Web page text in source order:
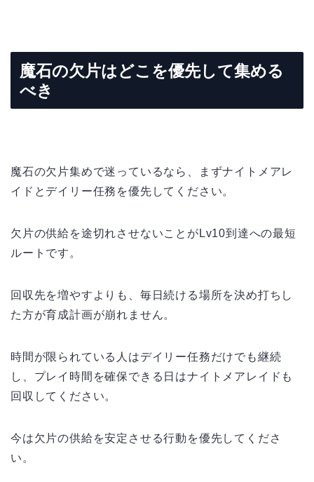
魔石の欠片はどこを優先して集める
べき
魔石の欠片集めで迷っているなら、まずナイトメアレ
イドとデイリー任務を優先してください。
欠片の供給を途切れさせないことがLv10到達への最短
ルートです。
回収先を増やすよりも、毎日続ける場所を決め打ちし
た方が育成計画が崩れません。
時間が限られている人はデイリー任務だけでも継続
し、プレイ時間を確保できる日はナイトメアレイドも
回収してください。
今は欠片の供給を安定させる行動を優先してくださ
い。